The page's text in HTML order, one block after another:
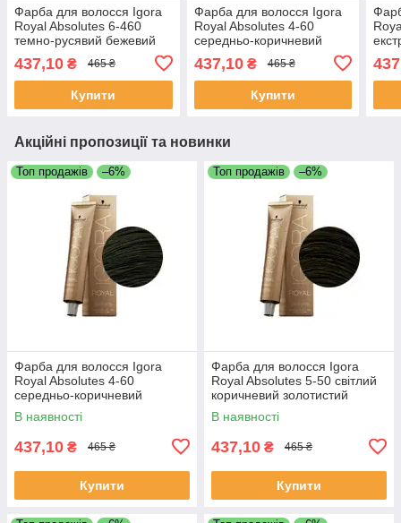
Фарба для волосся Igora
Royal Absolutes 6-460
темно-русявий бежевий
437,10 ₴ 465 ₴
Купити
Фарба для волосся Igora
Royal Absolutes 4-60
середньо-коричневий
шоколадний натуральний
60 мл
437,10₴ 465 ₴
Купити
60
Акційні пропозиції та новинки
Топ продажів –6%
Фарба для волосся Igora
Royal Absolutes 4-60
середньо-коричневий
шоколадний натуральний 60
мл
В наявності
437,10 ₴ 465 ₴
Купити
Топ продажів –6%
Фарба для волосся Igora
Royal Absolutes 5-50 світлий
коричневий золотистий
натуральний 60 мл
В наявності
437,10 ₴ 465 ₴
Купити